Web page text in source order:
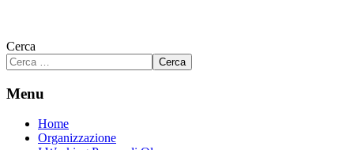
Cerca
Cerca
Menu
Home
Organizzazione